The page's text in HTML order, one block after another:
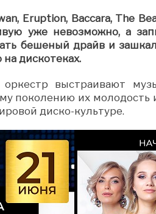
Eruption, Baccara, The
уже невозможно, а
бешеный драйв и
дискотеках.
выстраивают
поколению их
диско-культуре.